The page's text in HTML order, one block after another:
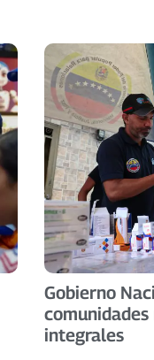
Gobierno
integrales